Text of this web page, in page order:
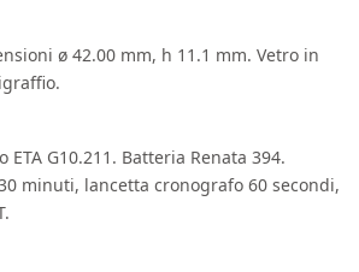
ø 42.00 mm, h 11.1 mm. Vetro in
G10.211. Batteria Renata 394.
minuti, lancetta cronografo 60 secondi,